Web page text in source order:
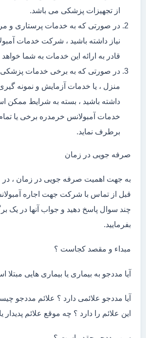
از تجهیزات پزشکی می باشد.
در صورتی که به خدمات پرستاری و
نیاز داشته باشید ، شرکت خدمات
قادر به ارائه این خدمات به شما خواهد
در صورتی که به برخی خدمات پزشکی
منزل ، یا خدمات آزمایش و نمونه گیری
داشته باشید ، بسته به شرایط
خدمات آمبولانس خرمدره برخی یا تمام
برطرف نماید.
صرفه جویی در زمان
به جهت اهمیت صرفه جویی در زمان ، در
قبل از تماس با شرکت جهت اجاره
چند سوال پاسخ دهید و جواب آنها در یک
بفرمایید.
مبداء و مقصد کجاست ؟
آیا مددجو به بیماری یا بیماری هایی مبتلا
آیا مددجو علائمی دارد ؟ علائم مددجو
این علائم را دارد ؟ چه موقع علائم